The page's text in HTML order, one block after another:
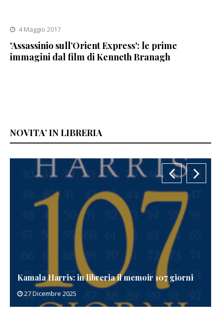
4 Maggio 2017
'Assassinio sull’Orient Express': le prime
immagini dal film di Kenneth Branagh
NOVITA’ IN LIBRERIA
Kamala Harris: in libreria il memoir 107 giorni
27 Dicembre 2025